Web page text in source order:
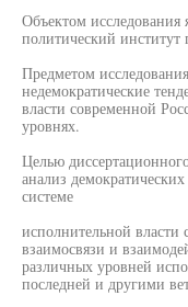
Объектом исследования
политический институт
Предметом
недемократические
власти современной
уровнях.
Целью
анализ
системе
исполнительной
взаимосвязи и
различных уровней
последней и другими